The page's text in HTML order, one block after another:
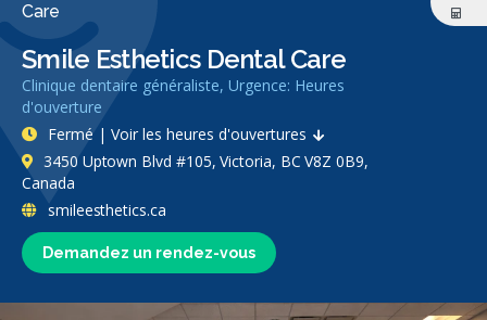
Care
Smile Esthetics Dental Care
Clinique dentaire généraliste, Urgence: Heures
d'ouverture
Demandez un rendez-vous
Fermé | Voir les heures d'ouvertures
3450 Uptown Blvd #105, Victoria, BC V8Z 0B9,
Canada
smileesthetics.ca